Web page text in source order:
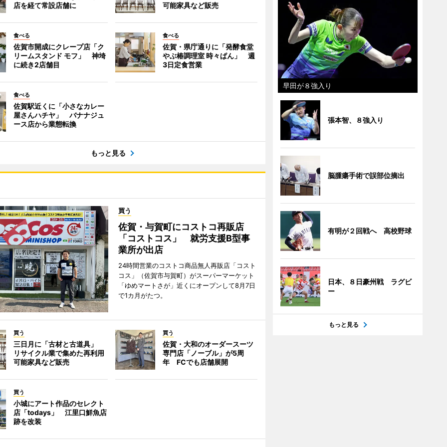
店を経て常設店舗に
可能家具など販売
食べる
佐賀市開成にクレープ店「ク
リームスタンド モフ」 神埼
に続き2店舗目
食べる
佐賀・県庁通りに「発酵食堂
やぶ椿調理室 時々ぱん」 週
3日定食営業
食べる
佐賀駅近くに「小さなカレー
屋さんハチヤ」 バナナジュ
ース店から業態転換
もっと見る
買う
佐賀・与賀町にコストコ再販店
「コストコス」 就労支援B型事
業所が出店
24時間営業のコストコ商品無人再販店「コスト
コス」（佐賀市与賀町）がスーパーマーケット
「ゆめマートさが」近くにオープンして8月7日
で1カ月がたつ。
買う
三日月に「古材と古道具」
リサイクル業で集めた再利用
可能家具など販売
買う
佐賀・大和のオーダースーツ
専門店「ノーブル」が5周
年 FCでも店舗展開
買う
小城にアート作品のセレクト
店「todays」 江里口鮮魚店
跡を改装
早田が８強入り
張本智、８強入り
脳腫瘍手術で誤部位摘出
有明が２回戦へ 高校野球
日本、８日豪州戦 ラグビ
ー
もっと見る